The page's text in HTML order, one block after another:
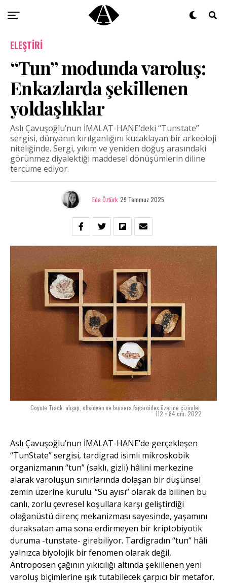
ELEŞTIRI
“Tun” modunda varoluş:
Enkazlarda şekillenen
yoldaşlıklar
Aslı Çavuşoğlu’nun İMALAT-HANE’deki “Tunstate”
sergisi, dünyanın kırılganlığını kucaklayan bir arkeoloji
niteliğinde. Sergi, yıkım ve yeniden doğuş arasındaki
görünmez diyalektiği maddesel dönüşümlerin diline
tercüme ediyor.
Eda Öztürk 29 Temmuz 2025
Coyote Track; ahşap, obsidyen ve bursera fagaroides üzerine çizimler;
112 × 84 cm; 2022
Aslı Çavuşoğlu’nun İMALAT-HANE’de gerçekleşen
“TunState”sergisi, tardigrad isimli mikroskobik
organizmanın “tun” (saklı, gizli) hâlini merkezine
alarak varoluşun sınırlarında dolaşan bir düşünsel
zemin üzerine kurulu. “Su ayısı” olarak da bilinen bu
canlı, zorlu çevresel koşullara karşı geliştirdiği
olağanüstü direnç mekanizması sayesinde, yaşamını
duraksatan ama sona erdirmeyen bir kriptobiyotik
duruma -tunstate- girebiliyor. Tardigradın “tun’’ hâli
yalnızca biyolojik bir fenomen olarak değil,
Antroposen çağının yıkıcılığı altında şekillenen yeni
varoluş biçimlerine ışık tutabilecek çarpıcı bir metafor.